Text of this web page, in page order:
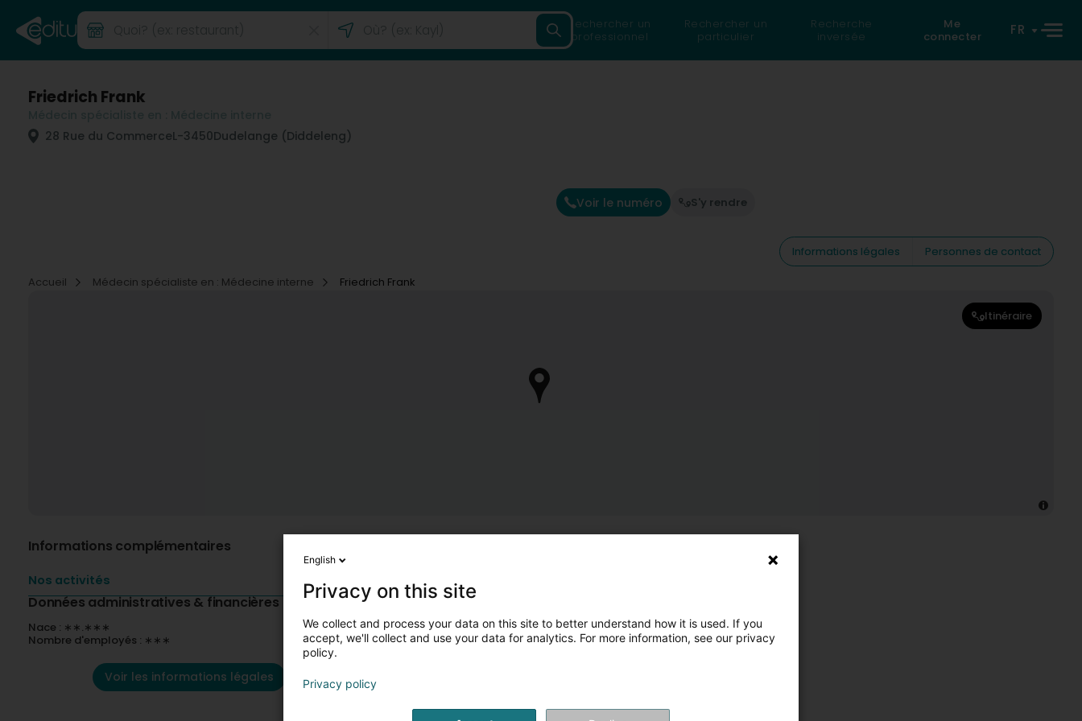
Rechercher un
professionnel
Rechercher un
particulier
Recherche
inversée
Me
connecter
FR
Friedrich Frank
28 Rue du CommerceL-3450Dudelange (Diddeleng)
Voir le numéro S'y rendre
Informations légales
Personnes de contact
Accueil
Médecin spécialiste en : Médecine interne Friedrich Frank
Itinéraire
Informations complémentaires
Nos activités
Données administratives & financières
Nace : ∗∗.∗∗∗
Nombre d'employés : ∗∗∗
Voir les informations légales
English
Privacy on this site
We collect and process your data on this site to better understand how it is used. If you
accept, we'll collect and use your data for analytics. For more information, see our privacy
policy.
Privacy policy